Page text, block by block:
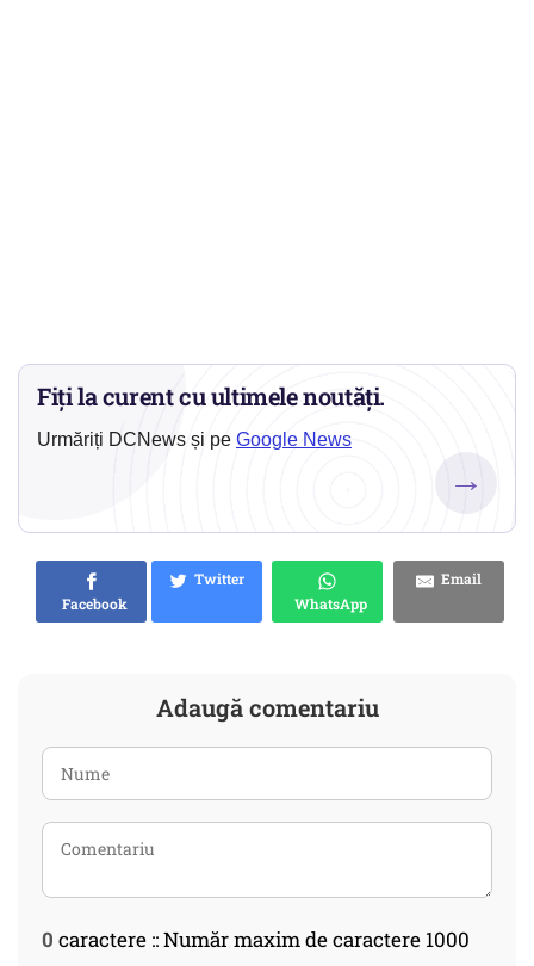
Fiți la curent cu ultimele noutăți.
Urmăriți DCNews și pe Google News
→
Facebook
Twitter
WhatsApp
Email
Adaugă comentariu
0 caractere :: Număr maxim de caractere 1000